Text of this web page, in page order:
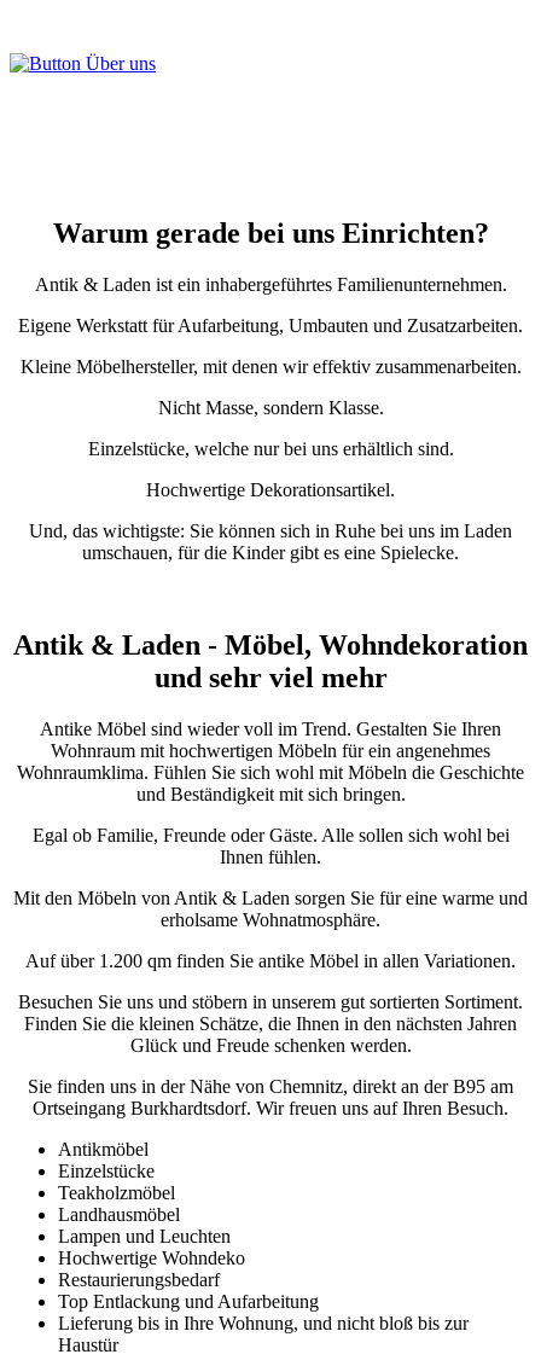
Warum gerade bei uns Einrichten?
Antik & Laden ist ein inhabergeführtes Familienunternehmen.
Eigene Werkstatt für Aufarbeitung, Umbauten und Zusatzarbeiten.
Kleine Möbelhersteller, mit denen wir effektiv zusammenarbeiten.
Nicht Masse, sondern Klasse.
Einzelstücke, welche nur bei uns erhältlich sind.
Hochwertige Dekorationsartikel.
Und, das wichtigste: Sie können sich in Ruhe bei uns im Laden
umschauen, für die Kinder gibt es eine Spielecke.
Antik & Laden - Möbel, Wohndekoration
und sehr viel mehr
Antike Möbel sind wieder voll im Trend. Gestalten Sie Ihren
Wohnraum mit hochwertigen Möbeln für ein angenehmes
Wohnraumklima. Fühlen Sie sich wohl mit Möbeln die Geschichte
und Beständigkeit mit sich bringen.
Egal ob Familie, Freunde oder Gäste. Alle sollen sich wohl bei
Ihnen fühlen.
Mit den Möbeln von Antik & Laden sorgen Sie für eine warme und
erholsame Wohnatmosphäre.
Auf über 1.200 qm finden Sie antike Möbel in allen Variationen.
Besuchen Sie uns und stöbern in unserem gut sortierten Sortiment.
Finden Sie die kleinen Schätze, die Ihnen in den nächsten Jahren
Glück und Freude schenken werden.
Sie finden uns in der Nähe von Chemnitz, direkt an der B95 am
Ortseingang Burkhardtsdorf. Wir freuen uns auf Ihren Besuch.
Antikmöbel
Einzelstücke
Teakholzmöbel
Landhausmöbel
Lampen und Leuchten
Hochwertige Wohndeko
Restaurierungsbedarf
Top Entlackung und Aufarbeitung
Lieferung bis in Ihre Wohnung, und nicht bloß bis zur
Haustür